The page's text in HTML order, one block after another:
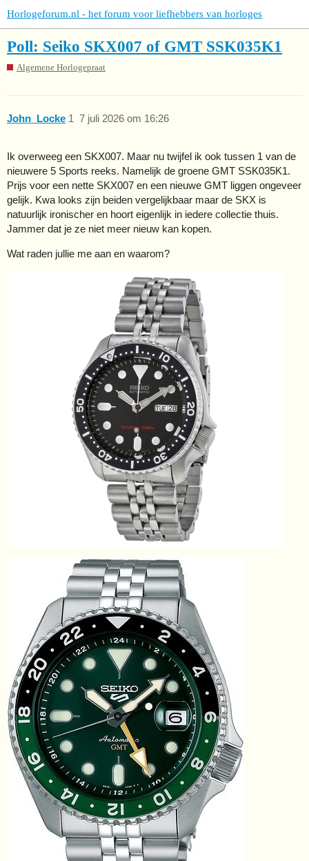
Horlogeforum.nl - het forum voor liefhebbers van horloges
Poll: Seiko SKX007 of GMT SSK035K1
Algemene Horlogepraat
John_Locke 7 juli 2026 om 16:26
1
Ik overweeg een SKX007. Maar nu twijfel ik ook tussen 1 van de
nieuwere 5 Sports reeks. Namelijk de groene GMT SSK035K1.
Prijs voor een nette SKX007 en een nieuwe GMT liggen ongeveer
gelijk. Kwa looks zijn beiden vergelijkbaar maar de SKX is
natuurlijk ironischer en hoort eigenlijk in iedere collectie thuis.
Jammer dat je ze niet meer nieuw kan kopen.
Wat raden jullie me aan en waarom?